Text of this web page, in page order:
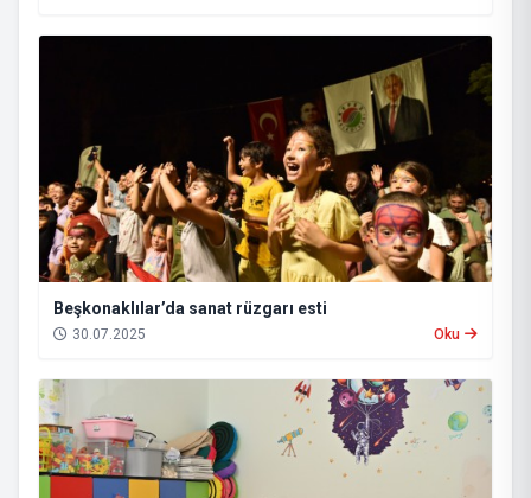
Beşkonaklılar’da sanat rüzgarı esti
30.07.2025 Oku